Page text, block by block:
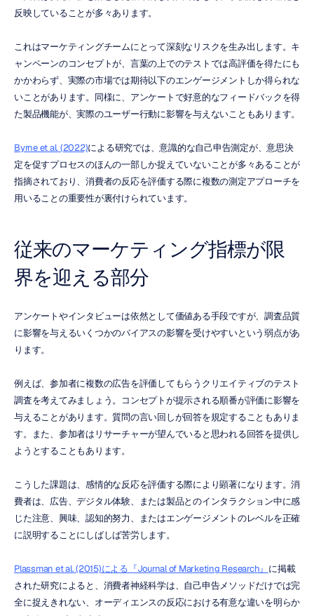
反映していることが多々あります。
これはマーケティングチームにとって深刻なリスクを生み出します。キ
ャンペーンのコンセプトが、言葉の上でのテストでは高評価を得たにも
かかわらず、実際の市場では期待以下のエンゲージメントしか得られな
いことがあります。同様に、アンケートで好意的なフィードバックを得
た製品機能が、実際のユーザー行動に影響を与えないこともあります。
Byrne et al. (2022)による研究では、意識的な自己申告測定が、意思決
定を促すプロセスのほんの一部しか捉えていないことが多々あることが
指摘されており、消費者の反応を評価する際に複数の測定アプローチを
用いることの重要性が裏付けられています。
従来のマーケティング指標が限
界を迎える部分
アンケートやインタビューは依然として価値ある手段ですが、調査品質
に影響を与えるいくつかのバイアスの影響を受けやすいという弱点があ
ります。
例えば、参加者に複数の広告を評価してもらうクリエイティブのテスト
調査を考えてみましょう。コンセプトが提示される順番が評価に影響を
与えることがあります。質問の言い回しが回答を規定することもありま
す。また、参加者はリサーチャーが望んでいると思われる回答を提供し
ようとすることもあります。
こうした課題は、感情的な反応を評価する際により顕著になります。消
費者は、広告、デジタル体験、または製品とのインタラクション中に感
じた注意、興味、認知的努力、またはエンゲージメントのレベルを正確
に説明することにしばしば苦労します。
Plassman et al. (2015)による『Journal of Marketing Research』 に掲載
された研究によると、消費者神経科学は、自己申告メソッドだけでは完
全に捉えきれない、オーディエンスの反応における有意な違いを明らか